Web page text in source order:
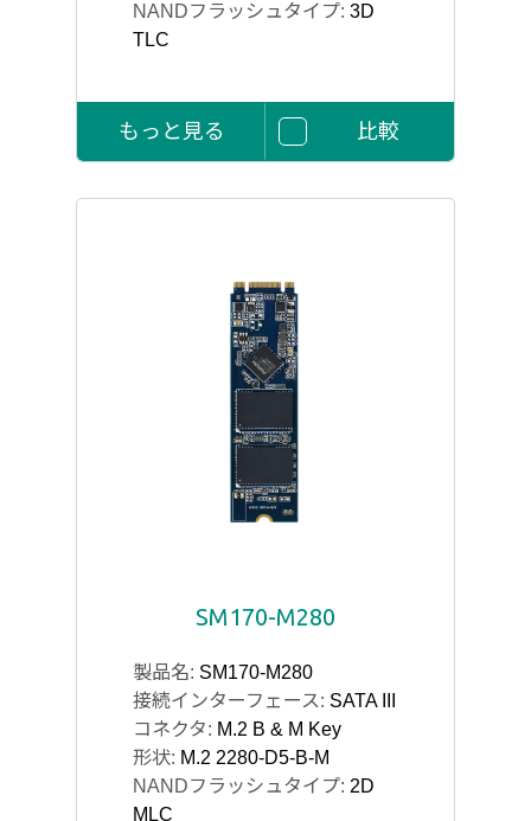
NANDフラッシュタイプ: 3D
TLC
もっと見る 比較
SM170-M280
製品名: SM170-M280
接続インターフェース: SATA III
コネクタ: M.2 B & M Key
形状: M.2 2280-D5-B-M
NANDフラッシュタイプ: 2D
MLC